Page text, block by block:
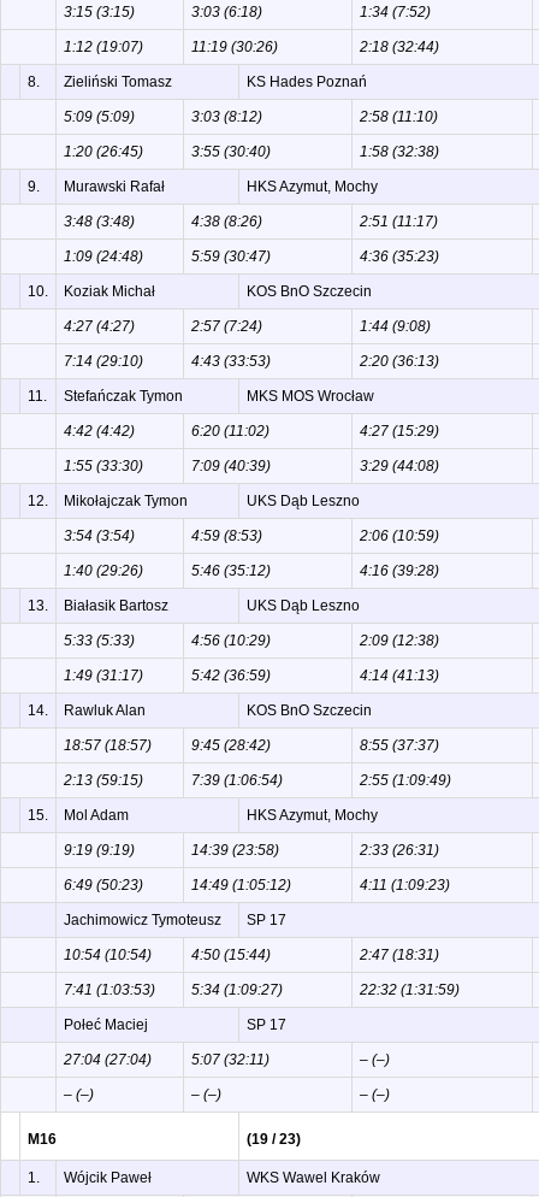
3:15 (3:15) 3:03 (6:18) 1:34 (7:52)
1:12 (19:07) 11:19 (30:26) 2:18 (32:44)
8. Zieliński Tomasz KS Hades Poznań
5:09 (5:09) 3:03 (8:12) 2:58 (11:10)
1:20 (26:45) 3:55 (30:40) 1:58 (32:38)
9. Murawski Rafał HKS Azymut, Mochy
3:48 (3:48) 4:38 (8:26) 2:51 (11:17)
1:09 (24:48) 5:59 (30:47) 4:36 (35:23)
10. Koziak Michał KOS BnO Szczecin
4:27 (4:27) 2:57 (7:24) 1:44 (9:08)
7:14 (29:10) 4:43 (33:53) 2:20 (36:13)
11. Stefańczak Tymon MKS MOS Wrocław
4:42 (4:42) 6:20 (11:02) 4:27 (15:29)
1:55 (33:30) 7:09 (40:39) 3:29 (44:08)
12. Mikołajczak Tymon UKS Dąb Leszno
3:54 (3:54) 4:59 (8:53) 2:06 (10:59)
1:40 (29:26) 5:46 (35:12) 4:16 (39:28)
13. Białasik Bartosz UKS Dąb Leszno
5:33 (5:33) 4:56 (10:29) 2:09 (12:38)
1:49 (31:17) 5:42 (36:59) 4:14 (41:13)
14. Rawluk Alan KOS BnO Szczecin
18:57 (18:57) 9:45 (28:42) 8:55 (37:37)
2:13 (59:15) 7:39 (1:06:54) 2:55 (1:09:49)
15. Mol Adam HKS Azymut, Mochy
9:19 (9:19) 14:39 (23:58) 2:33 (26:31)
6:49 (50:23) 14:49 (1:05:12) 4:11 (1:09:23)
Jachimowicz Tymoteusz SP 17
10:54 (10:54) 4:50 (15:44) 2:47 (18:31)
7:41 (1:03:53) 5:34 (1:09:27) 22:32 (1:31:59)
Połeć Maciej SP 17
27:04 (27:04) 5:07 (32:11) – (–)
– (–) – (–) – (–)
M16 (19 / 23)
1. Wójcik Paweł WKS Wawel Kraków